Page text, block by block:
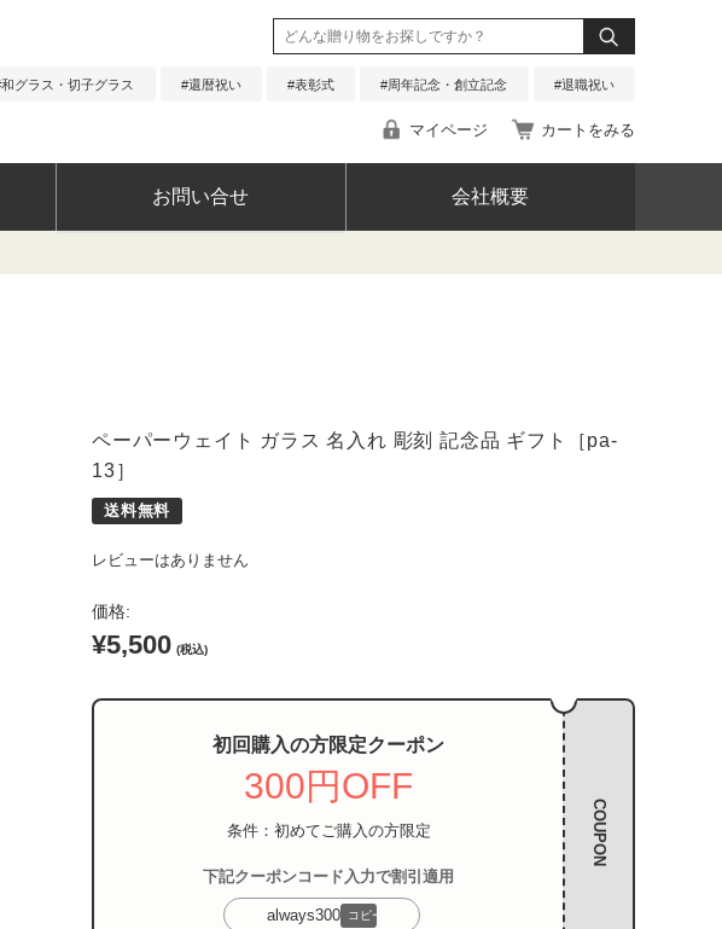
和グラス・切子グラス 還暦祝い 表彰式 周年記念・創立記念 退職祝い
マイページ カートをみる
お問い合せ 会社概要
ペーパーウェイト ガラス 名入れ 彫刻 記念品 ギフト［pa-
13］
レビューはありません
価格:
¥5,500 (税込)
初回購入の方限定クーポン
300円OFF
条件：初めてご購入の方限定
下記クーポンコード入力で割引適用
always300 コピー
COUPON